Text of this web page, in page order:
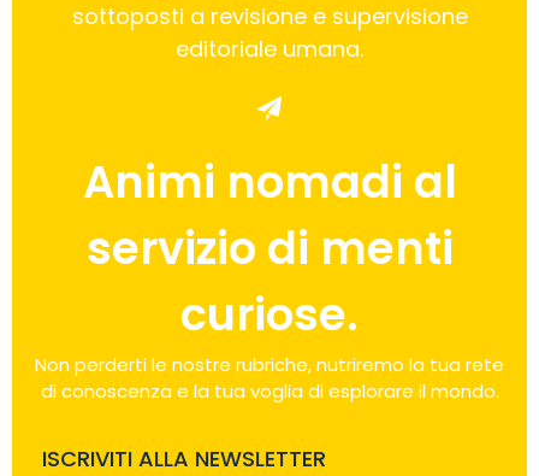
sottoposti a revisione e supervisione
editoriale umana.
Animi nomadi al
servizio di menti
curiose.
Non perderti le nostre rubriche, nutriremo la tua rete
di conoscenza e la tua voglia di esplorare il mondo.
ISCRIVITI ALLA NEWSLETTER